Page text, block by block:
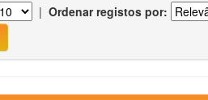
| Ordenar registos por: